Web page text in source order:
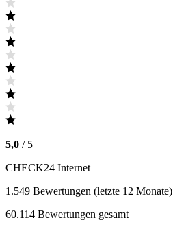
5,0 / 5
CHECK24 Internet
1.549 Bewertungen (letzte 12 Monate)
60.114 Bewertungen gesamt